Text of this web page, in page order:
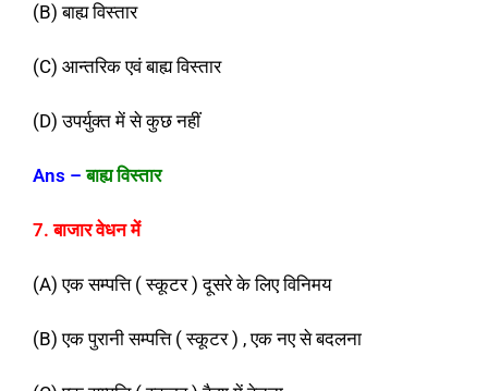
(B) बाह्य विस्तार
(C) आन्तरिक एवं बाह्य विस्तार
(D) उपर्युक्त में से कुछ नहीं
Ans – बाह्य विस्तार
7. बाजार वेधन में
(A) एक सम्पत्ति ( स्कूटर ) दूसरे के लिए विनिमय
(B) एक पुरानी सम्पत्ति ( स्कूटर ) , एक नए से बदलना